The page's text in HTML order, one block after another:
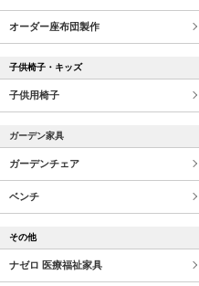
オーダー座布団製作
子供椅子・キッズ
子供用椅子
ガーデン家具
ガーデンチェア
ベンチ
その他
ナゼロ 医療福祉家具